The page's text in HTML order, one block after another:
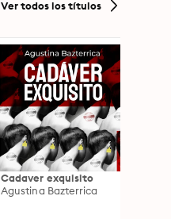
Ver todos los títulos
Cadaver exquisito
Agustina Bazterrica